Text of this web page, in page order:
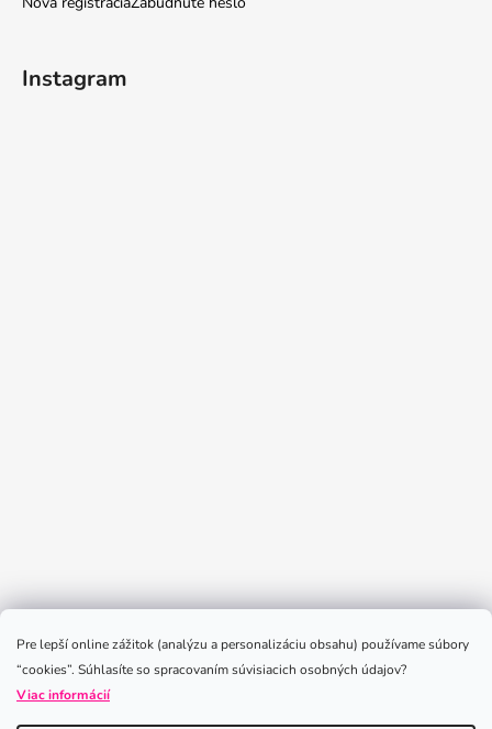
Pre lepší online zážitok (analýzu a personalizáciu obsahu) používame súbory
“cookies”. Súhlasíte so spracovaním súvisiacich osobných údajov?
Viac informácií
Instagram
Sledovať na Instagrame